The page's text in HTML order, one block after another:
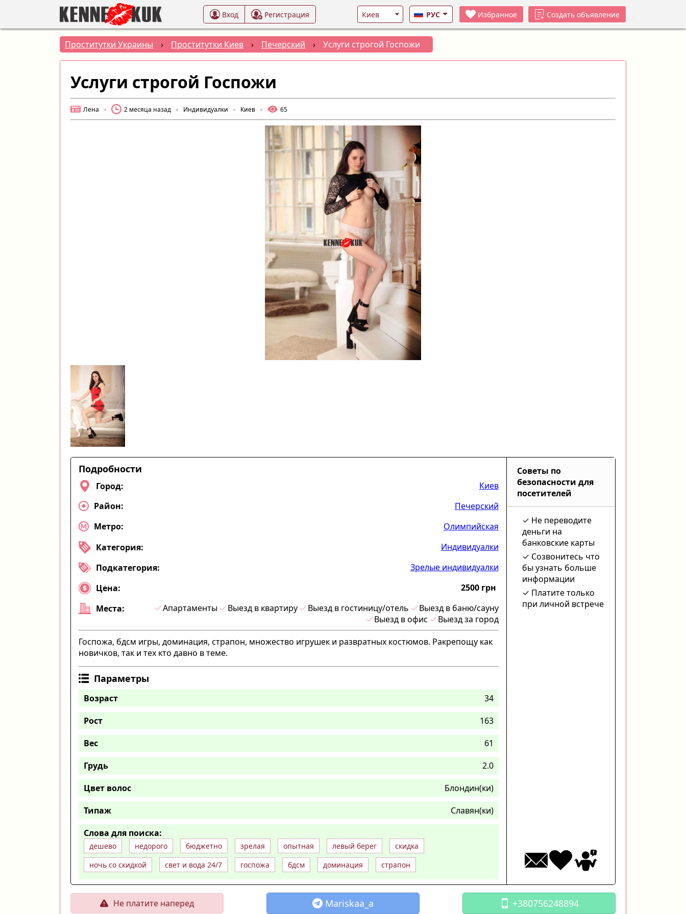
Вход Регистрация РУС Избранное Создать объявление
Проститутки Украины › Проститутки Киев › Печерский › Услуги строгой Госпожи
Услуги строгой Госпожи
Лена - 2 месяца назад - Индивидуалки - Киев - 65
Подробности
Город:
Киев
Район:
Печерский
Метро:
Олимпийская
Категория:
Индивидуалки
Подкатегория:
Зрелые индивидуалки
Цена:
2500 грн
Места:
Апартаменты Выезд в квартиру Выезд в гостиницу/отель
Выезд в баню/сауну
Выезд в офис
Выезд за город
Госпожа, бдсм игры, доминация, страпон, множество игрушек и развратных костюмов. Ракрепощу как
новичков, так и тех кто давно в теме.
Параметры
Возраст
34
Рост
163
Вес
61
Грудь
2.0
Цвет волос
Блондин(ки)
Типаж
Славян(ки)
Слова для поиска:
дешево недорого бюджетно зрелая опытная левый берег
скидка
ночь со скидкой
свет и вода 24/7 госпожа бдсм доминация страпон
Советы по
безопасности для
посетителей
Не переводите
деньги на
банковские карты
Созвонитесь что
бы узнать больше
информации
Платите только
при личной встрече
Не платите наперед Mariskaa_a +380756248894